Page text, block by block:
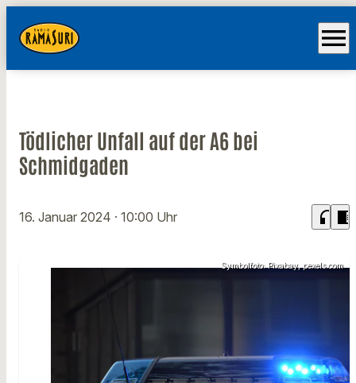
menu
Tödlicher Unfall auf der A6 bei
Schmidgaden
16. Januar 2024 · 10:00 Uhr headphones chrome_reader_mode
Symbolfoto: Pixabay, pexels.com